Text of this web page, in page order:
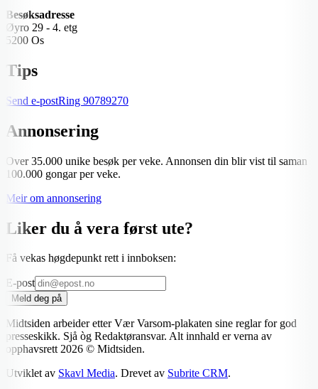
Besøksadresse
Øyro 29 - 4. etg
5200 Os
Tips
Send e-postRing 90789270
Annonsering
Over 35.000 unike besøk per veke. Annonsen din blir vist til saman
100.000 gongar per veke.
Meir om annonsering
Liker du å vera først ute?
Få vekas høgdepunkt rett i innboksen:
E-post
Meld deg på
Midtsiden arbeider etter Vær Varsom-plakaten sine reglar for god
presseskikk. Sjå òg Redaktøransvar. Alt innhald er verna av
opphavsrett2026 © Midtsiden.
Utviklet av Skavl Media. Drevet av Subrite CRM.